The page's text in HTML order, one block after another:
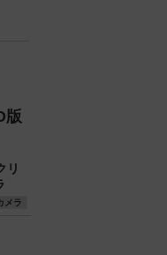
版
リ
メラ